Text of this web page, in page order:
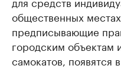
общественных
предписывающие
городским объектам
самокатов, появятся